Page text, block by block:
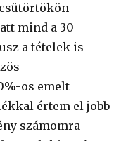
mind a 30
a tételek is
os emelt
értem el jobb
számomra